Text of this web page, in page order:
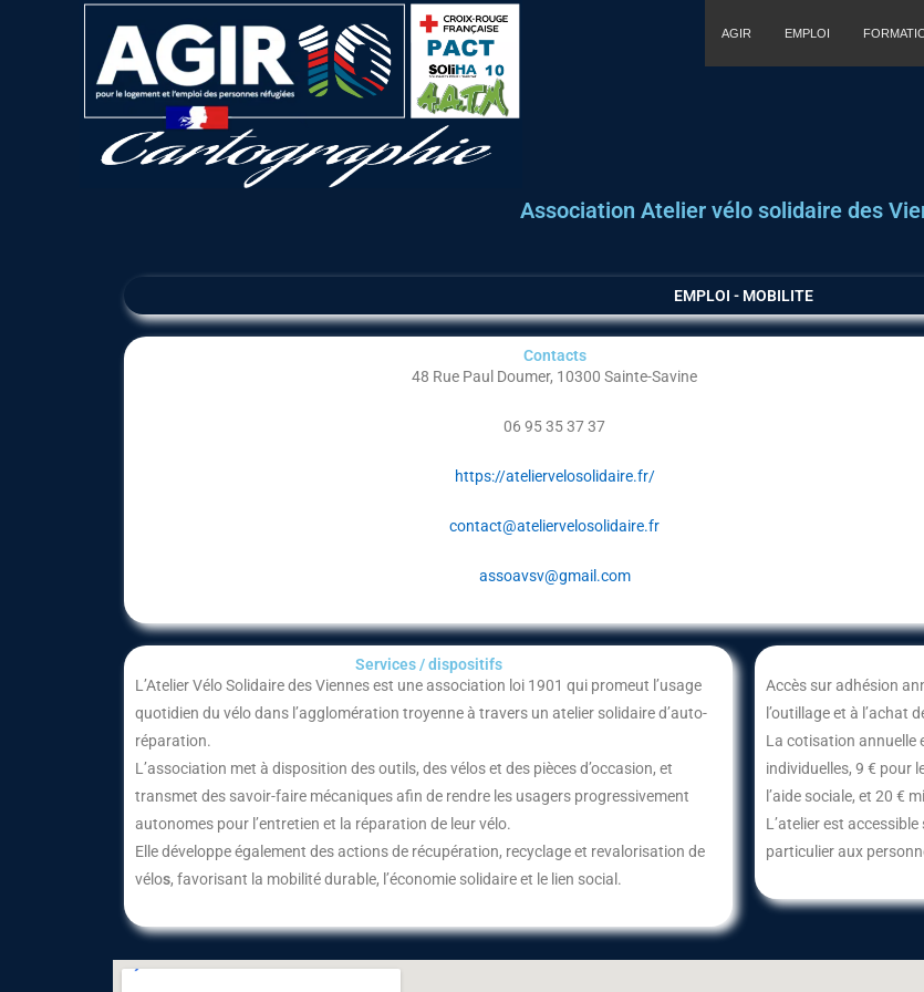
AGIR EMPLOI
Association Atelier vélo solidaire des
EMPLOI - MOBILITE
Contacts
48 Rue Paul Doumer, 10300 Sainte-Savine
06 95 35 37 37
https://ateliervelosolidaire.fr/
contact@ateliervelosolidaire.fr
assoavsv@gmail.com
Services / dispositifs​
L’Atelier Vélo Solidaire des Viennes est une association loi 1901 qui promeut l’usage
quotidien du vélo dans l’agglomération troyenne à travers un atelier solidaire d’auto-
réparation.
L’association met à disposition des outils, des vélos et des pièces d’occasion, et
transmet des savoir-faire mécaniques afin de rendre les usagers progressivement
autonomes pour l’entretien et la réparation de leur vélo.
Elle développe également des actions de récupération, recyclage et revalorisation de
vélos, favorisant la mobilité durable, l’économie solidaire et le lien social.
Accès sur adhésion
l’outillage et à l’achat
La cotisation annuelle
individuelles, 9 € pour
l’aide sociale, et 20 €
L’atelier est
particulier aux